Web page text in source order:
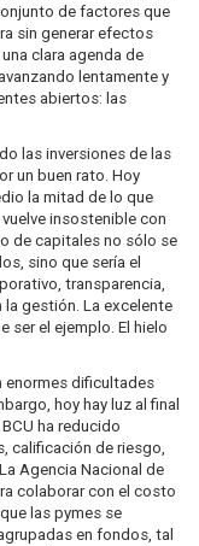
de factores que
sin generar efectos
clara agenda de
lentamente y
abiertos: las
las inversiones de las
un buen rato. Hoy
la mitad de lo que
insostenible con
de capitales no sólo se
sino que sería el
transparencia,
la gestión. La excelente
ser el ejemplo. El hielo
enormes dificultades
hoy hay luz al final
ha reducido
calificación de riesgo,
Agencia Nacional de
colaborar con el costo
las pymes se
en fondos, tal